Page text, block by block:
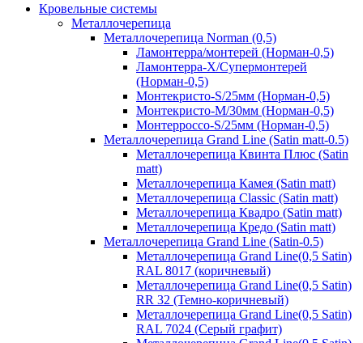
Кровельные системы
Металлочерепица
Металлочерепица Norman (0,5)
Ламонтерра/монтерей (Норман-0,5)
Ламонтерра-Х/Супермонтерей
(Норман-0,5)
Монтекристо-S/25мм (Норман-0,5)
Монтекристо-M/30мм (Норман-0,5)
Монтерроссо-S/25мм (Норман-0,5)
Металлочерепица Grand Line (Satin matt-0.5)
Металлочерепица Квинта Плюс (Satin
matt)
Металлочерепица Камея (Satin matt)
Металлочерепица Classic (Satin matt)
Металлочерепица Квадро (Satin matt)
Металлочерепица Кредо (Satin matt)
Металлочерепица Grand Line (Satin-0.5)
Металлочерепица Grand Line(0,5 Satin)
RAL 8017 (коричневый)
Металлочерепица Grand Line(0,5 Satin)
RR 32 (Темно-коричневый)
Металлочерепица Grand Line(0,5 Satin)
RAL 7024 (Серый графит)